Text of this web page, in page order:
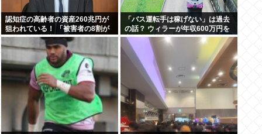
認知症の高齢者の資産260兆円が
狙われている！ 「被害者の8割が
だまされた認識なし」
「バス運転手は稼げない」は過去
の話？ ウィラーが年収600万円を
実現した理由